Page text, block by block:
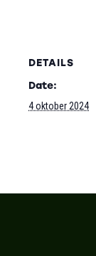
DETAILS
Date:
4 oktober 2024